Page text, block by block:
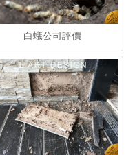
白蟻公司評價